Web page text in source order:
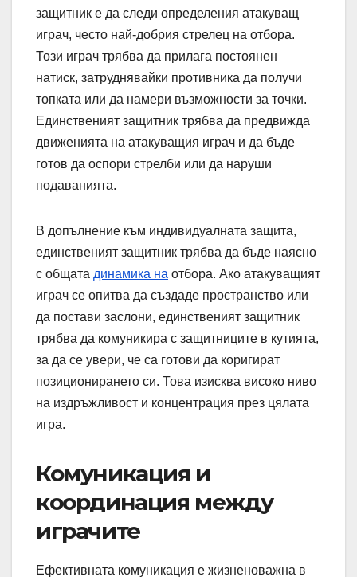
защитник е да следи определения атакуващ
играч, често най-добрия стрелец на отбора.
Този играч трябва да прилага постоянен
натиск, затруднявайки противника да получи
топката или да намери възможности за точки.
Единственият защитник трябва да предвижда
движенията на атакуващия играч и да бъде
готов да оспори стрелби или да наруши
подаванията.
В допълнение към индивидуалната защита,
единственият защитник трябва да бъде наясно
с общата динамика на отбора. Ако атакуващият
играч се опитва да създаде пространство или
да постави заслони, единственият защитник
трябва да комуникира с защитниците в кутията,
за да се увери, че са готови да коригират
позиционирането си. Това изисква високо ниво
на издръжливост и концентрация през цялата
игра.
Комуникация и
координация между
играчите
Ефективната комуникация е жизненоважна в